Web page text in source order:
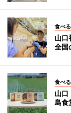
食べる
山口
全国
食べる
山口
島食